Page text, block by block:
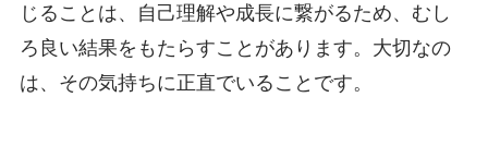
じることは、自己理解や成長に繋がるため、むし
ろ良い結果をもたらすことがあります。大切なの
は、その気持ちに正直でいることです。